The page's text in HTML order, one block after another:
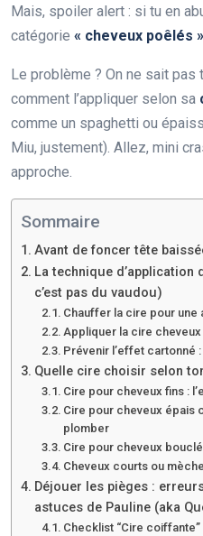
Mais, spoiler alert : si tu en
catégorie « cheveux poêlés »
Le problème ? On ne sait
comment l’appliquer selon sa
comme un spaghetti ou
Miu, justement). Allez, mini
approche.
Sommaire
Avant de foncer tête
La technique
c’est pas du vaudou)
Chauffer la cire pour une
Appliquer la cire
Prévenir l’effet cartonné
Quelle cire choisir selon
Cire pour cheveux fins :
Cire pour cheveux épais
plomber
Cire pour cheveux
Cheveux courts ou
Déjouer les pièges :
astuces de Pauline (aka
Checklist “Cire